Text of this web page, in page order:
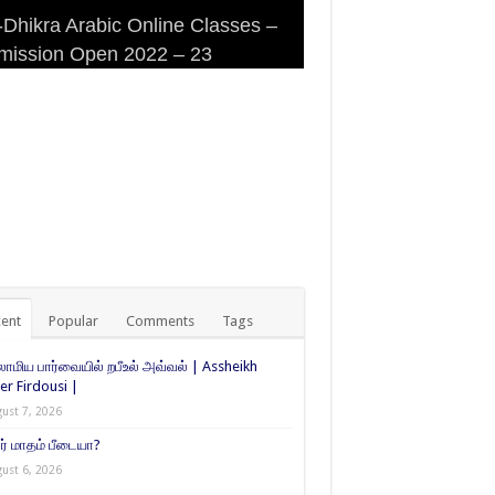
Arabic Online Classes –
Open 2022 – 23
Arabic Online Classes –
DHIKRA ARABIC COLLEGE
Masjid (Kuwait Masjid), Malaz,
Popular Comments Tags
பார்வையில் றபீஉல் அவ்வல் | Assheikh
Firdousi |
7, 2026
மாதம் பீடையா?
6, 2026